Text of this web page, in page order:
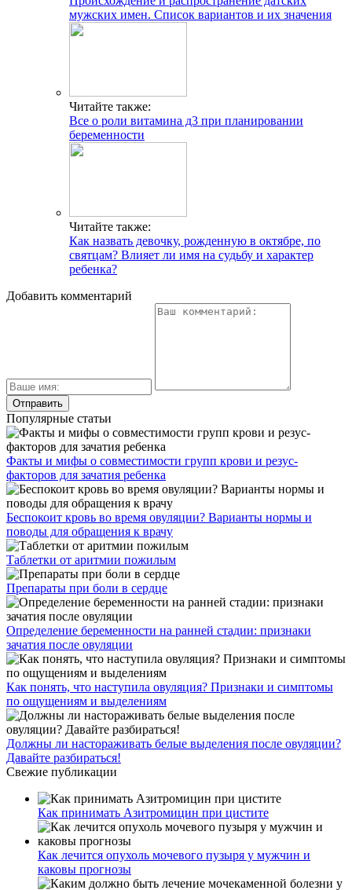
мужских имен. Список вариантов и их значения
Читайте также:
Все о роли витамина д3 при планировании
беременности
Читайте также:
Как назвать девочку, рожденную в октябре, по
святцам? Влияет ли имя на судьбу и характер
ребенка?
Добавить комментарий
Популярные статьи
Факты и мифы о совместимости групп крови и резус-
факторов для зачатия ребенка
Беспокоит кровь во время овуляции? Варианты нормы и
поводы для обращения к врачу
Таблетки от аритмии пожилым
Препараты при боли в сердце
Определение беременности на ранней стадии: признаки
зачатия после овуляции
Как понять, что наступила овуляция? Признаки и симптомы
по ощущениям и выделениям
Должны ли настораживать белые выделения после овуляции?
Давайте разбираться!
Свежие публикации
Как принимать Азитромицин при цистите
Как лечится опухоль мочевого пузыря у мужчин и
каковы прогнозы